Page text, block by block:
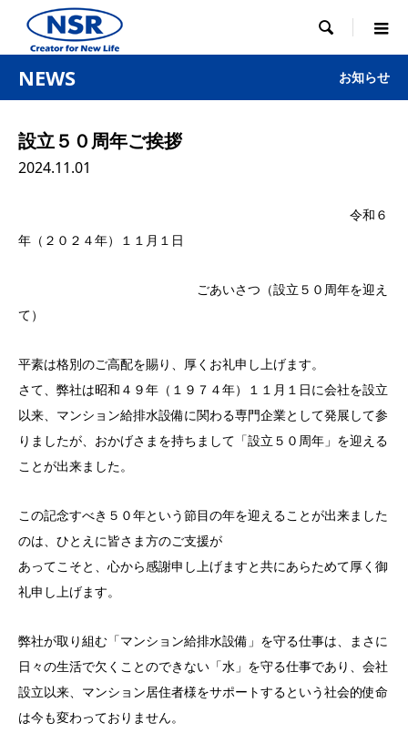

NEWS お知らせ
設立５０周年ご挨拶
2024.11.01
令和６
年（２０２４年）１１月１日
ごあいさつ（設立５０周年を迎え
て）
平素は格別のご高配を賜り、厚くお礼申し上げます。
さて、弊社は昭和４９年（１９７４年）１１月１日に会社を設立
以来、マンション給排水設備に関わる専門企業として発展して参
りましたが、おかげさまを持ちまして「設立５０周年」を迎える
ことが出来ました。
この記念すべき５０年という節目の年を迎えることが出来ました
のは、ひとえに皆さま方のご支援が
あってこそと、心から感謝申し上げますと共にあらためて厚く御
礼申し上げます。
弊社が取り組む「マンション給排水設備」を守る仕事は、まさに
日々の生活で欠くことのできない「水」を守る仕事であり、会社
設立以来、マンション居住者様をサポートするという社会的使命
は今も変わっておりません。